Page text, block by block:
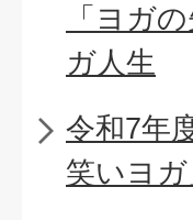
「ヨガ
ガ人生
令和7年
笑いヨガ